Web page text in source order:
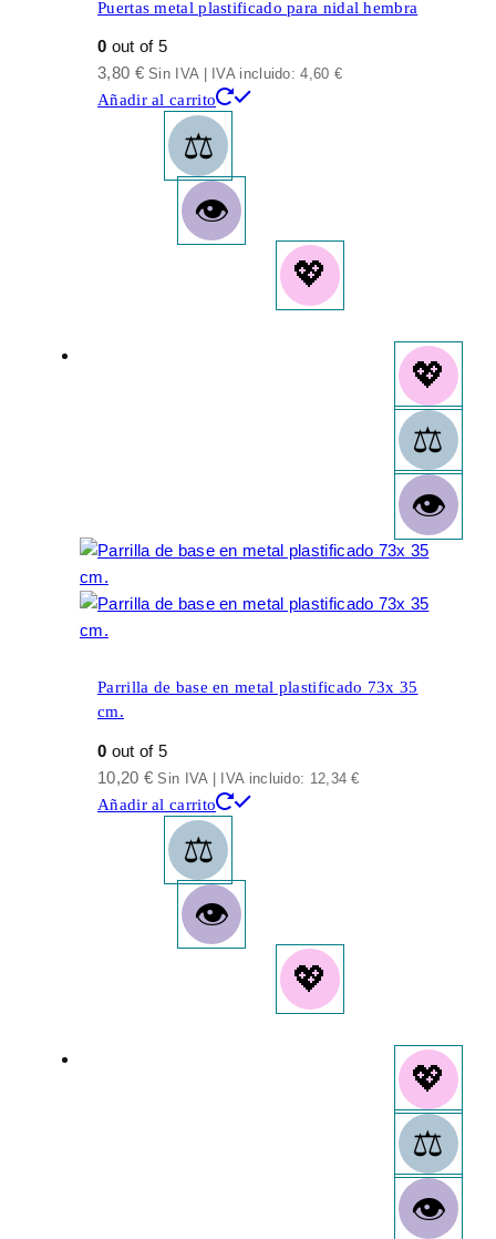
Puertas metal plastificado para nidal hembra
0 out of 5
3,80 € Sin IVA | IVA incluido:4,60 €
Añadir al carrito
Parrilla de base en metal plastificado 73x 35
cm.
0 out of 5
10,20 € Sin IVA | IVA incluido: 12,34€
Añadir al carrito